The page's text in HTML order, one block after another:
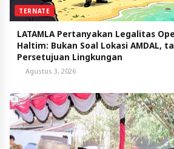
TERNATE
LATAMLA Pertanyakan Legalitas
Haltim: Bukan Soal Lokasi AMDAL,
Persetujuan Lingkungan
Agustus 3, 2026